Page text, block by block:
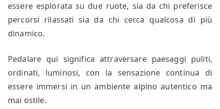
essere esplorata su due ruote, sia da chi preferisce
percorsi rilassati sia da chi cerca qualcosa di più
dinamico.
Pedalare qui significa attraversare paesaggi puliti,
ordinati, luminosi, con la sensazione continua di
essere immersi in un ambiente alpino autentico ma
mai ostile.